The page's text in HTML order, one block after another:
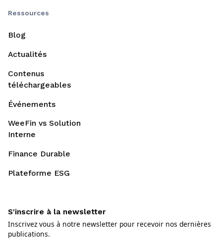
Ressources
Blog
Actualités
Contenus
téléchargeables
Événements
WeeFin vs Solution
Interne
Finance Durable
Plateforme ESG
S'inscrire à la newsletter
Inscrivez vous à notre newsletter pour recevoir nos dernières
publications.